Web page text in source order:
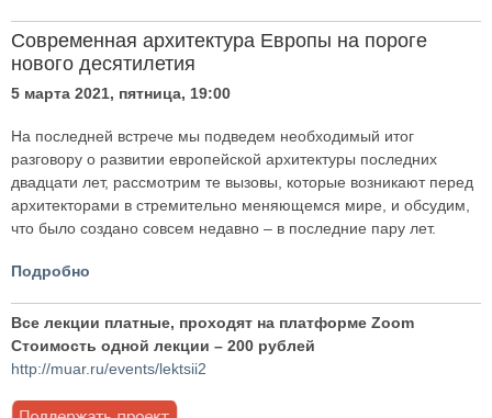
Современная архитектура Европы на пороге
нового десятилетия
5 марта 2021, пятница, 19:00
На последней встрече мы подведем необходимый итог
разговору о развитии европейской архитектуры последних
двадцати лет, рассмотрим те вызовы, которые возникают перед
архитекторами в стремительно меняющемся мире, и обсудим,
что было создано совсем недавно – в последние пару лет.
Подробно
Все лекции платные, проходят на платформе Zoom
Стоимость одной лекции – 200 рублей
http://muar.ru/events/lektsii2